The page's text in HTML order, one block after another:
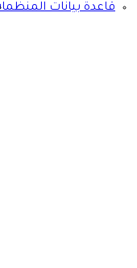
قاعدة بيانات